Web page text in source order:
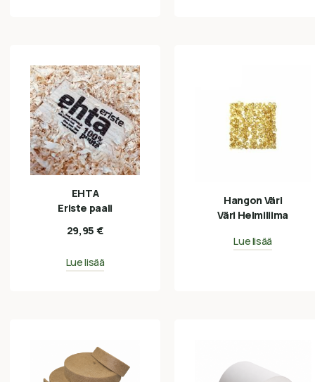
EHTA
Eriste paali
29,95 €
Lue lisää
Hangon Väri
Väri Helmiliima
Lue lisää